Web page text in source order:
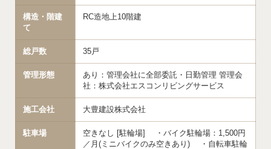
構造・階建
て
RC造地上10階建
総戸数 35戸
管理形態
あり：管理会社に全部委託・日勤管理 管理会
社：株式会社エスコンリビングサービス
施工会社 大豊建設株式会社
駐車場
空きなし [駐輪場] ・バイク駐輪場：1,500円
／月(ミニバイクのみ空きあり) ・自転車駐輪